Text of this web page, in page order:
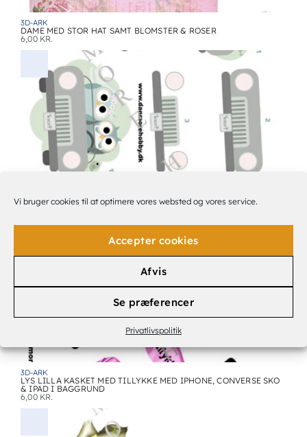
Vi bruger cookies til at optimere vores websted og vores service.
Accepter cookies
Afvis
Se præferencer
Privatlivspolitik
3D-ARK
DAME MED STOR HAT SAMT BLOMSTER & ROSER
6,00 KR.
3D-ARK
NYGIFT UGLER I GRÅ BIL
3D-ARK
LYS LILLA KASKET MED TILLYKKE MED IPHONE, CONVERSE SKO
& IPAD I BAGGRUND
6,00 KR.